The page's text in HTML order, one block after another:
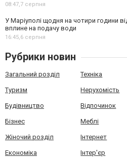
08:47,7 серпня
У Маріуполі щодня на чотири години
вплине на подачу води
16:45,6 серпня
Рубрики новин
Загальний розділ Техніка
Туризм Нерухомість
Будівництво Відпочинок
Бізнес Меблі
Жіночий розділ Інтернет
Економіка Інтер'єр